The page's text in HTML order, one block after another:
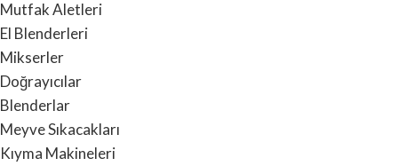
Mutfak Aletleri
El Blenderleri
Mikserler
Doğrayıcılar
Blenderlar
Meyve Sıkacakları
Kıyma Makineleri